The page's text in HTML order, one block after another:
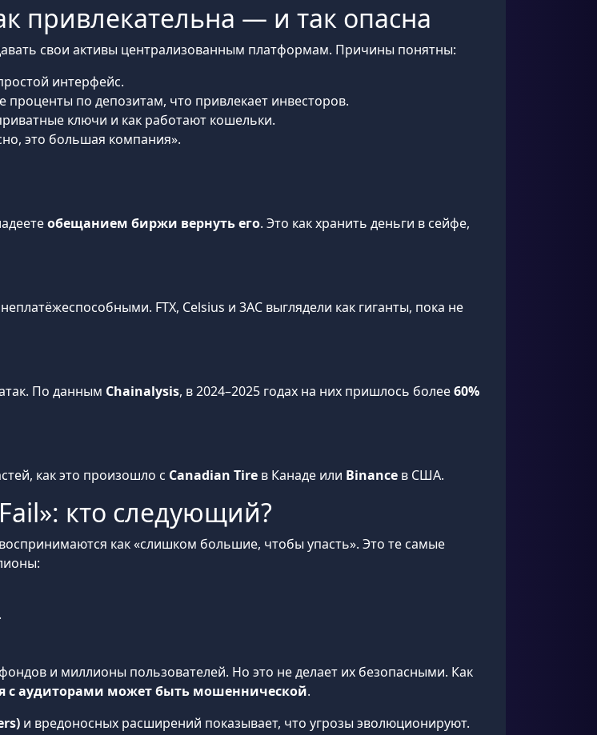
привлекательна — и так опасна
свои активы централизованным платформам. Причины понятны:
интерфейс.
по депозитам, что привлекает инвесторов.
ключи и как работают кошельки.
это большая компания».
обещанием биржи вернуть его. Это как хранить деньги в сейфе,
FTX, Celsius и 3AC выглядели как гиганты, пока не
По данным Chainalysis, в 2024–2025 годах на них пришлось более60%
как это произошло с Canadian Tire в Канаде или Binance в США.
кто следующий?
как «слишком большие, чтобы упасть». Это те самые
и миллионы пользователей. Но это не делает их безопасными. Как
с аудиторами может быть мошеннической.
и вредоносных расширений показывает, что угрозы эволюционируют.